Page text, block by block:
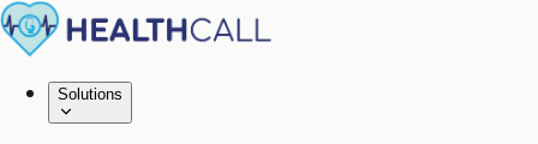
Solutions